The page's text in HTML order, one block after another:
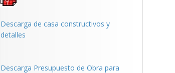
Descarga de casa constructivos y
detalles
Descarga Presupuesto de Obra para